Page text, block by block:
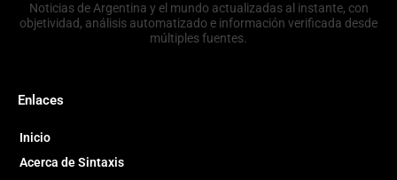
Noticias de Argentina y el mundo actualizadas al instante, con
objetividad, análisis automatizado e información verificada desde
múltiples fuentes.
Enlaces
Inicio
Acerca de Sintaxis